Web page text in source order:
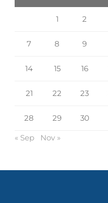
1 2
7 8 9
14 15 16
21 22 23
28 29 30
« Sep Nov »